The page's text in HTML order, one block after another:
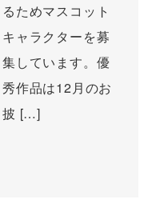
るためマスコット
キャラクターを募
集しています。優
秀作品は12月のお
披 […]